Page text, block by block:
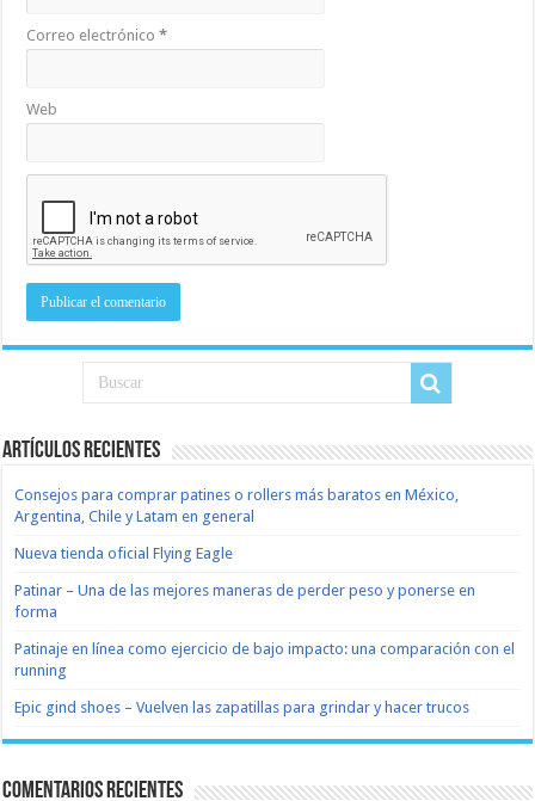
Correo electrónico*
Web
Artículos recientes
Consejos para comprar patines o rollers más baratos en México,
Argentina, Chile y Latam en general
Nueva tienda oficial Flying Eagle
Patinar – Una de las mejores maneras de perder peso y ponerse en
forma
Patinaje en línea como ejercicio de bajo impacto: una comparación con el
running
Epic gind shoes – Vuelven las zapatillas para grindar y hacer trucos
Comentarios recientes